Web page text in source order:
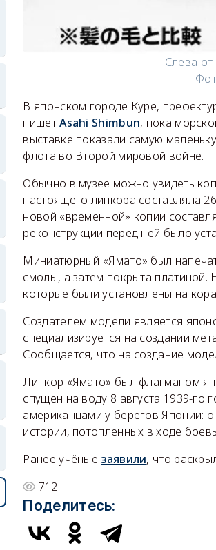
Слева
В японском городе Куре,
пишетAsahi Shimbun, пока
выставке показали самую
флота во Второй мировой войне.
Обычно в музее можно увидеть
настоящего линкора составляла
новой «временной» копии
реконструкции перед ней было
Миниатюрный «Ямато» был
смолы, а затем покрыта
которые были установлены на
Создателем модели является
специализируется на создании
Сообщается, что на создание
Линкор «Ямато» был флагманом
спущен на воду 8 августа 1939-го
американцами у берегов Японии:
истории, потопленных в ходе
Ранее учёные заявили, что
712
Поделитесь: